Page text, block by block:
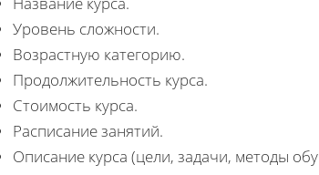
Уровень сложности.
Возрастную категорию.
Продолжительность курса.
Стоимость курса.
Расписание занятий.
Описание курса (цели, задачи, методы